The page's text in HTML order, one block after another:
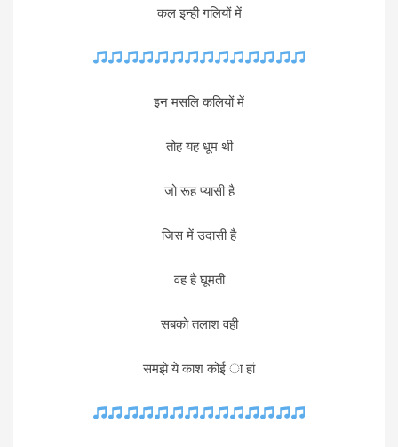
कल इन्ही गलियों में
इन मसलि कलियों में
तोह यह धूम थी
जो रूह प्यासी है
जिस में उदासी है
वह है घूमती
सबको तलाश वही
समझे ये काश कोई ा हां